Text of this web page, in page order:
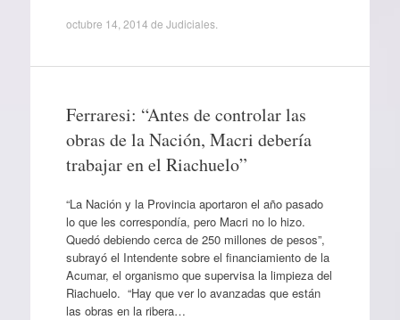
octubre 14, 2014 de Judiciales.
Ferraresi: “Antes de controlar las
obras de la Nación, Macri debería
trabajar en el Riachuelo”
“La Nación y la Provincia aportaron el año pasado
lo que les correspondía, pero Macri no lo hizo.
Quedó debiendo cerca de 250 millones de pesos”,
subrayó el Intendente sobre el financiamiento de la
Acumar, el organismo que supervisa la limpieza del
Riachuelo. “Hay que ver lo avanzadas que están
las obras en la ribera…